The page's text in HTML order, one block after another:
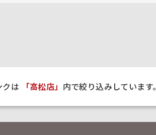
は 「高松店」 内で絞り込みしています。